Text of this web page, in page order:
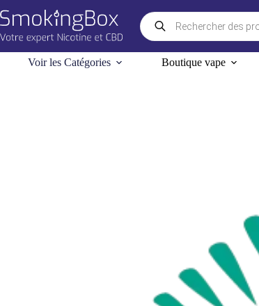
au
Recherche
de
produits
Voir les Catégories Boutique vape